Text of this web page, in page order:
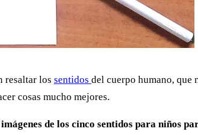
resaltar los sentidos del cuerpo humano, que
cosas mucho mejores.
imágenes de los cinco sentidos para niños